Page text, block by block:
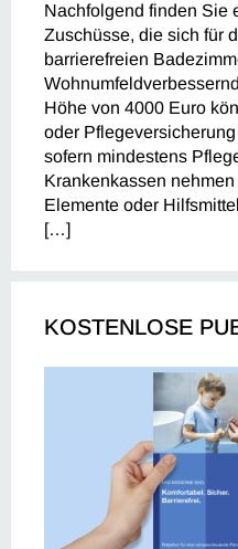
Nachfolgend finden Sie
Zuschüsse, die sich für
barrierefreien
Höhe von 4000 Euro
oder
sofern mindestens
Krankenkassen
Elemente oder
[…]
KOSTENLOSE